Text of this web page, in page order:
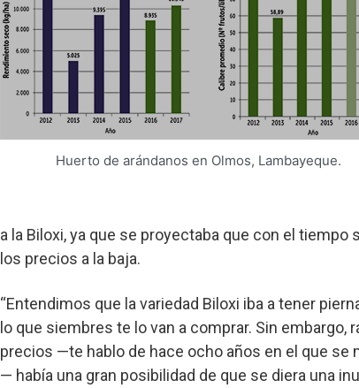
Huerto de arándanos en Olmos, Lambayeque.
a la Biloxi, ya que se proyectaba que con el
los precios a la baja.
“Entendimos que la variedad Biloxi iba a tener
lo que siembres te lo van a comprar. Sin
precios —te hablo de hace ocho años en el que se
— había una gran posibilidad de que se diera una